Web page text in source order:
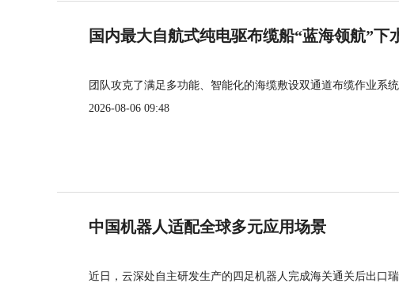
国内最大自航式纯电驱布缆船“蓝海领航”下
团队攻克了满足多功能、智能化的海缆敷设双通道布缆作业系
2026-08-06 09:48
中国机器人适配全球多元应用场景
近日，云深处自主研发生产的四足机器人完成海关通关后出口